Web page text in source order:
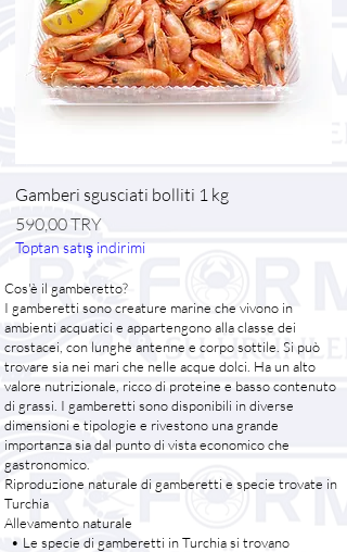
Gamberi sgusciati bolliti 1 kg
Prezzo
590,00 TRY
Toptan satış indirimi
Cos'è il gamberetto?
I gamberetti sono creature marine che vivono in
ambienti acquatici e appartengono alla classe dei
crostacei, con lunghe antenne e corpo sottile. Si può
trovare sia nei mari che nelle acque dolci. Ha un alto
valore nutrizionale, ricco di proteine ​​e basso contenuto
di grassi. I gamberetti sono disponibili in diverse
dimensioni e tipologie e rivestono una grande
importanza sia dal punto di vista economico che
gastronomico.
Riproduzione naturale di gamberetti e specie trovate in
Turchia
Allevamento naturale
• Le specie di gamberetti in Turchia si trovano